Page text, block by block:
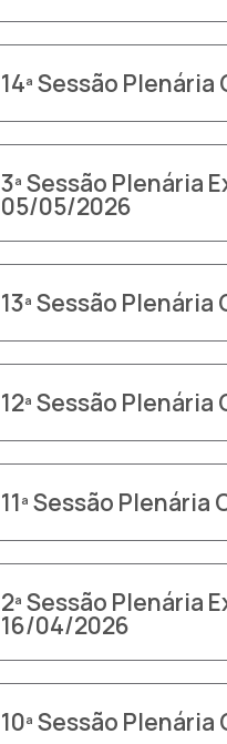
14ª Sessão
3ª Sessão Plenária
05/05/2026
13ª Sessão
12ª Sessão
11ª Sessão
2ª Sessão Plenária
16/04/2026
10ª Sessão